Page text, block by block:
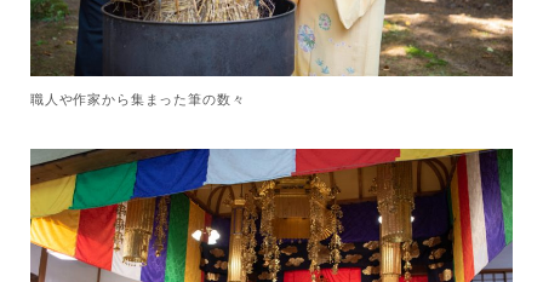
職人や作家から集まった筆の数々